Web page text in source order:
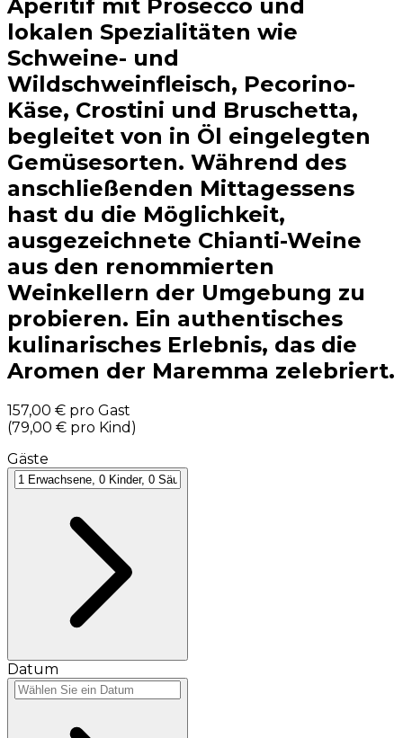
Aperitif mit Prosecco und
lokalen Spezialitäten wie
Schweine- und
Wildschweinfleisch, Pecorino-
Käse, Crostini und Bruschetta,
begleitet von in Öl eingelegten
Gemüsesorten. Während des
anschließenden Mittagessens
hast du die Möglichkeit,
ausgezeichnete Chianti-Weine
aus den renommierten
Weinkellern der Umgebung zu
probieren. Ein authentisches
kulinarisches Erlebnis, das die
Aromen der Maremma zelebriert.
157,00 € pro Gast
(79,00 € pro Kind )
Gäste
Datum